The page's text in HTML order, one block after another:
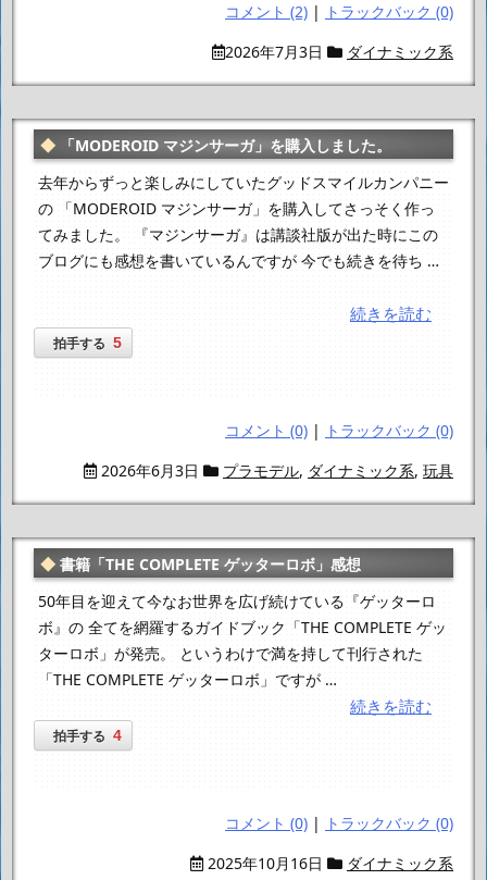
コメント (2) |
トラックバック (0)
2026年7月3日
ダイナミック系
「MODEROID マジンサーガ」を購入しました。
去年からずっと楽しみにしていたグッドスマイルカンパニー
の 「MODEROID マジンサーガ」を購入してさっそく作っ
てみました。 『マジンサーガ』は講談社版が出た時にこの
ブログにも感想を書いているんですが 今でも続きを待ち …
続きを読む
拍手する 5
コメント (0) |
トラックバック (0)
2026年6月3日
プラモデル, ダイナミック系, 玩具
書籍「THE COMPLETE ゲッターロボ」感想
50年目を迎えて今なお世界を広げ続けている『ゲッターロ
ボ』の 全てを網羅するガイドブック「THE COMPLETE ゲッ
ターロボ」が発売。 というわけで満を持して刊行された
「THE COMPLETE ゲッターロボ」ですが …
続きを読む
拍手する 4
コメント (0) |
トラックバック (0)
2025年10月16日
ダイナミック系